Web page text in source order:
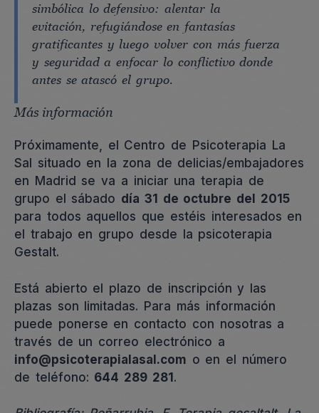
simbólica lo defensivo: alentar la
evitación, refugiándose en fantasías
gratificantes y luego volver con más fuerza
y seguridad a enfocar lo conflictivo donde
antes se atascó el grupo.
Más información
Próximamente, el Centro de Psicoterapia La
Sal situado en la zona de delicias/embajadores
en Madrid se va a iniciar una terapia de
grupo el sábado día 31 de octubre del 2015
para todos aquellos que estéis interesados en
el trabajo en grupo desde la psicoterapia
Gestalt.
Está abierto el plazo de inscripción y las
plazas son limitadas. Para más información
puede ponerse en contacto con nosotras a
través de un correo electrónico a
info@psicoterapialasal.com o en el número
de teléfono: 644 289 281.